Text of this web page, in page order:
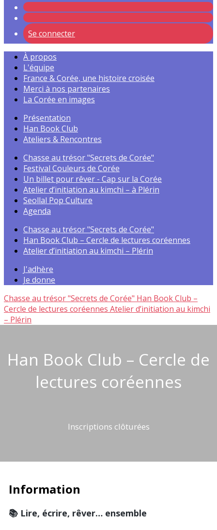
Se connecter
À propos
L'équipe
France & Corée, une histoire croisée
Merci à nos partenaires
La Corée en images
Présentation
Han Book Club
Ateliers & Rencontres
Chasse au trésor "Secrets de Corée"
Festival Couleurs de Corée
Un billet pour rêver - Cap sur la Corée
Atelier d’initiation au kimchi – à Plérin
Seollal Pop Culture
Agenda
Chasse au trésor "Secrets de Corée"
Han Book Club – Cercle de lectures coréennes
Atelier d’initiation au kimchi – Plérin
J'adhère
Je donne
Chasse au trésor "Secrets de Corée" Han Book Club –
Cercle de lectures coréennes Atelier d’initiation au kimchi
– Plérin
Han Book Club – Cercle de
lectures coréennes
Inscriptions clôturées
Information
📚 Lire, écrire, rêver… ensemble